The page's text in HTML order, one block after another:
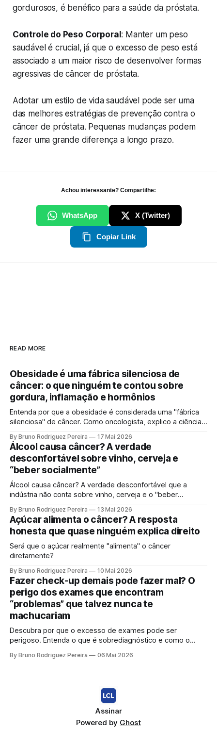
gordurosos, é benéfico para a saúde da próstata.
Controle do Peso Corporal: Manter um peso
saudável é crucial, já que o excesso de peso está
associado a um maior risco de desenvolver formas
agressivas de câncer de próstata.
Adotar um estilo de vida saudável pode ser uma
das melhores estratégias de prevenção contra o
câncer de próstata. Pequenas mudanças podem
fazer uma grande diferença a longo prazo.
Achou interessante? Compartilhe:
WhatsApp X (Twitter)
Copiar Link
READ MORE
Obesidade é uma fábrica silenciosa de
câncer: o que ninguém te contou sobre
gordura, inflamação e hormônios
Entenda por que a obesidade é considerada uma "fábrica
silenciosa" de câncer. Como oncologista, explico a ciência
desequilíbrio hormonal que alimentam tumores.
By Bruno Rodriguez Pereira 17 Mai 2026
Álcool causa câncer? A verdade
desconfortável sobre vinho, cerveja e
“beber socialmente”
Álcool causa câncer? A verdade desconfortável que a
indústria não conta sobre vinho, cerveja e o "beber
ciência moderna não sustenta mais a ideia de uma "dose
segura".
By Bruno Rodriguez Pereira 13 Mai 2026
Açúcar alimenta o câncer? A resposta
honesta que quase ninguém explica direito
Será que o açúcar realmente "alimenta" o câncer
diretamente?
By Bruno Rodriguez Pereira 10 Mai 2026
Fazer check-up demais pode fazer mal? O
perigo dos exames que encontram
“problemas” que talvez nunca te
machucariam
Descubra por que o excesso de exames pode ser
perigoso. Entenda o que é sobrediagnóstico e como o
desnecessários e ansiedade.
By Bruno Rodriguez Pereira 06 Mai 2026
Assinar
Powered by Ghost